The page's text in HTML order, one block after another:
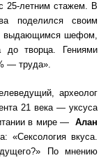
25-летним стажем. В
поделился своим
выдающимся шефом,
до творца. Гениями
— труда».
археолог
21 века — уксуса
в мире — Алан
«Сексология вкуса.
По мнению